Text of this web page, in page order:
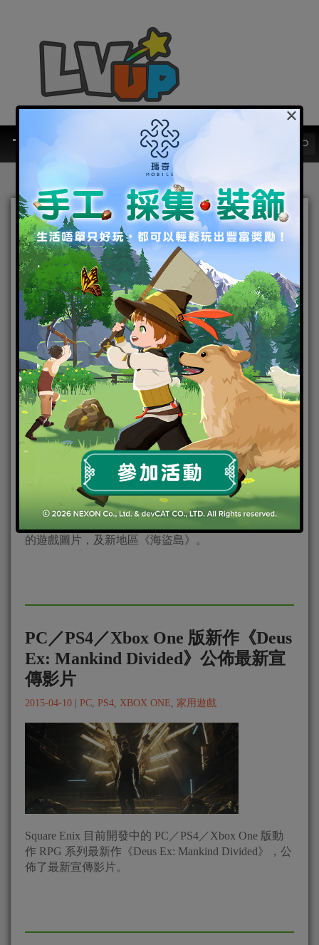
PC
女武神降臨，韓服《黑色沙漠》釋
出新職業角色定位
2015-04-10 |PC,電腦遊戲
韓國 PearlAbyss 研發的《黑色沙漠》(Black Desert) 近
的遊戲圖片，及新地區《海盜島》。
PC／PS4／Xbox One 版新作《Deus
Ex: Mankind Divided》公佈最新宣
傳影片
2015-04-10 PC, PS4, XBOX ONE, 家用遊戲
Square Enix 目前開發中的 PC／PS4／Xbox One 版動
作 RPG 系列最新作《Deus Ex: Mankind Divided》，公
佈了最新宣傳影片。
×